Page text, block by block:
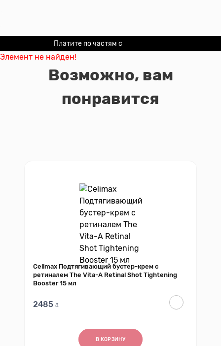
Платите по частям с
Элемент не найден!
Возможно, вам
понравится
Celimax Подтягивающий бустер-крем с
ретиналем The Vita-A Retinal Shot Tightening
Booster 15 мл
2485
В КОРЗИНУ